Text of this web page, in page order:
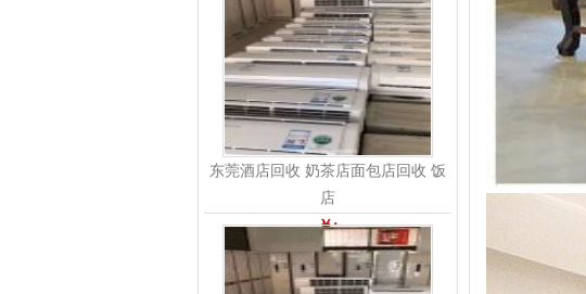
东莞酒店回收 奶茶店面包店回收 饭
店
￥: